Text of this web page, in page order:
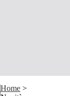
Home >